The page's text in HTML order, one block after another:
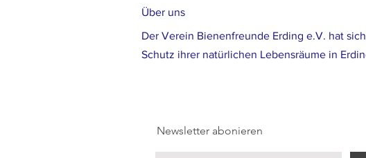
Über uns
Der Verein Bienenfreunde Erding e.V. hat
Schutz ihrer natürlichen Lebensräume in
Newsletter abonieren